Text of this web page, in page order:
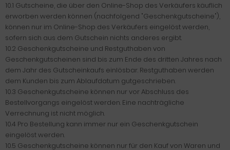
10.1 Gutscheine, die über den Online-Shop des Verkäufers käuflich
erworben werden können (nachfolgend "Geschenkgutscheine"),
können nur im Online-Shop des Verkäufers eingelöst werden,
sofern sich aus dem Gutschein nichts anderes ergibt.
10.2 Geschenkgutscheine und Restguthaben von
Geschenkgutscheinen sind bis zum Ende des dritten Jahres nach
dem Jahr des Gutscheinkaufs einlösbar. Restguthaben werden
dem Kunden bis zum Ablaufdatum gutgeschrieben.
10.3 Geschenkgutscheine können nur vor Abschluss des
Bestellvorgangs eingelöst werden. Eine nachträgliche
Verrechnung ist nicht möglich.
10.4 Pro Bestellung kann immer nur ein Geschenkgutschein
eingelöst werden.
10.5 Geschenkgutscheine können nur für den Kauf von Waren und